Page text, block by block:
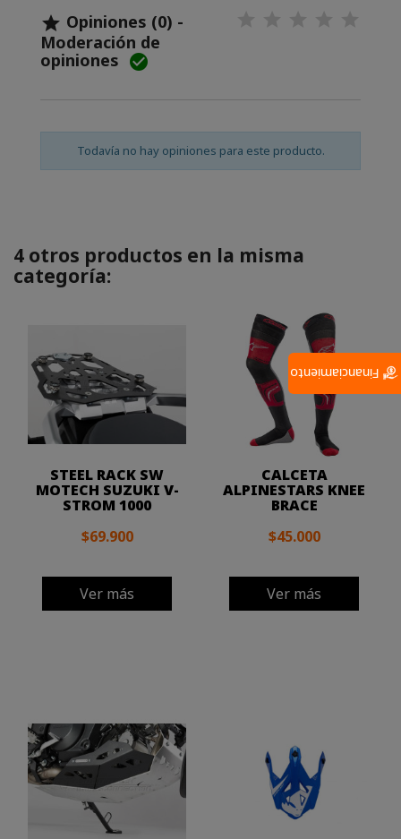
 Opiniones (0) -
Moderación de
opiniones 
Todavía no hay opiniones para este producto.
4 otros productos en la misma
categoría:
STEEL RACK SW
MOTECH SUZUKI V-
STROM 1000
$69.900
Ver más
CALCETA
ALPINESTARS KNEE
BRACE
$45.000
Ver más
Financiamiento